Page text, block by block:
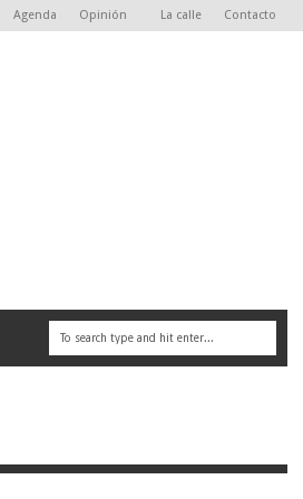
Agenda Opinión La calle Contacto